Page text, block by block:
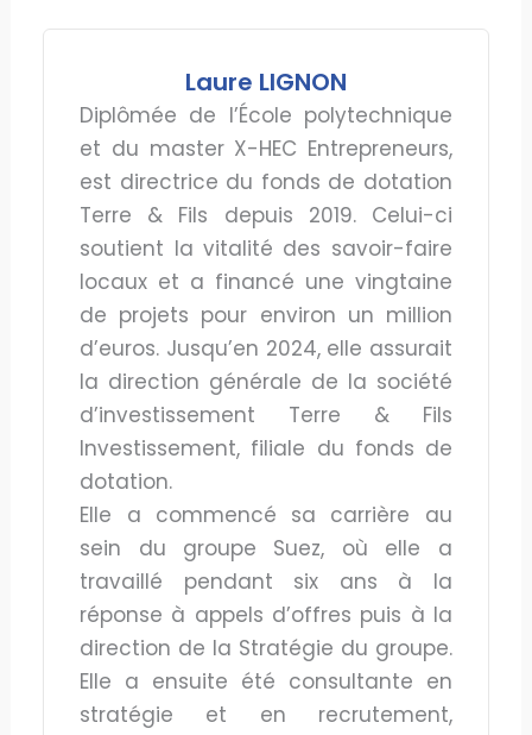
Laure LIGNON
Diplômée de l’École polytechnique
et du master X-HEC Entrepreneurs,
est directrice du fonds de dotation
Terre & Fils depuis 2019. Celui-ci
soutient la vitalité des savoir-faire
locaux et a financé une vingtaine
de projets pour environ un million
d’euros. Jusqu’en 2024, elle assurait
la direction générale de la société
d’investissement Terre & Fils
Investissement, filiale du fonds de
dotation.
Elle a commencé sa carrière au
sein du groupe Suez, où elle a
travaillé pendant six ans à la
réponse à appels d’offres puis à la
direction de la Stratégie du groupe.
Elle a ensuite été consultante en
stratégie et en recrutement,